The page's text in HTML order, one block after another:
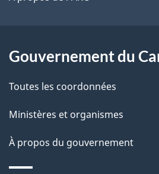
a
a
g
e
a
t
i
n
s
Gouvernement du
Toutes les coordonnées
Ministères et organismes
À propos du gouvernement